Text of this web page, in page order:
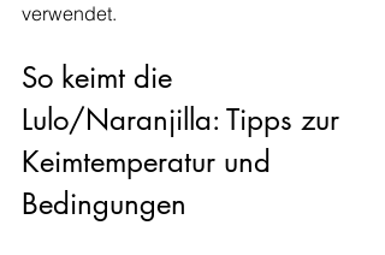
verwendet.
So keimt die
Lulo/Naranjilla: Tipps zur
Keimtemperatur und
Bedingungen